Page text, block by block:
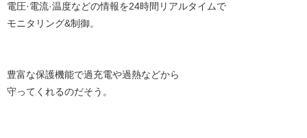
電圧·電流·温度などの情報を24時間リアルタイムで
モニタリング&制御。
豊富な保護機能で過充電や過熱などから
守ってくれるのだそう。